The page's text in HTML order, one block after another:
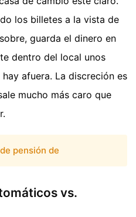
los billetes a la vista de
guarda el dinero en
dentro del local unos
afuera. La discreción es
mucho más caro que
pensión de
vs.